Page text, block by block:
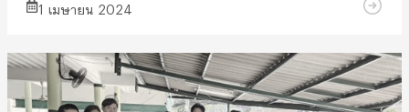
1 เมษายน 2024